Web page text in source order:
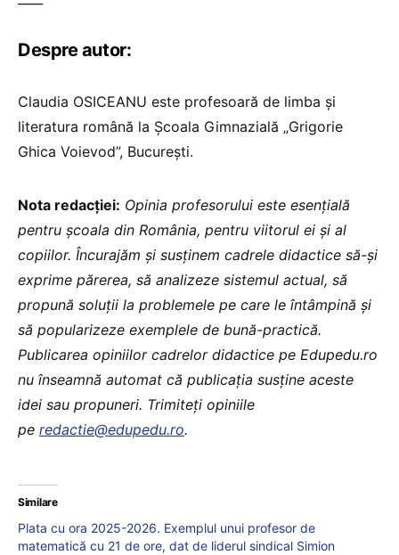
Despre autor:
Claudia OSICEANU este profesoară de limba și
literatura română la Școala Gimnazială „Grigorie
Ghica Voievod”, București.
Nota redacției: Opinia profesorului este esențială
pentru școala din România, pentru viitorul ei și al
copiilor. Încurajăm și susținem cadrele didactice să-și
exprime părerea, să analizeze sistemul actual, să
propună soluții la problemele pe care le întâmpină și
să popularizeze exemplele de bună-practică.
Publicarea opiniilor cadrelor didactice pe Edupedu.ro
nu înseamnă automat că publicația susține aceste
idei sau propuneri. Trimiteți opiniile
pe redactie@edupedu.ro.
Similare
Plata cu ora 2025-2026. Exemplul unui profesor de
matematică cu 21 de ore, dat de liderul sindical Simion